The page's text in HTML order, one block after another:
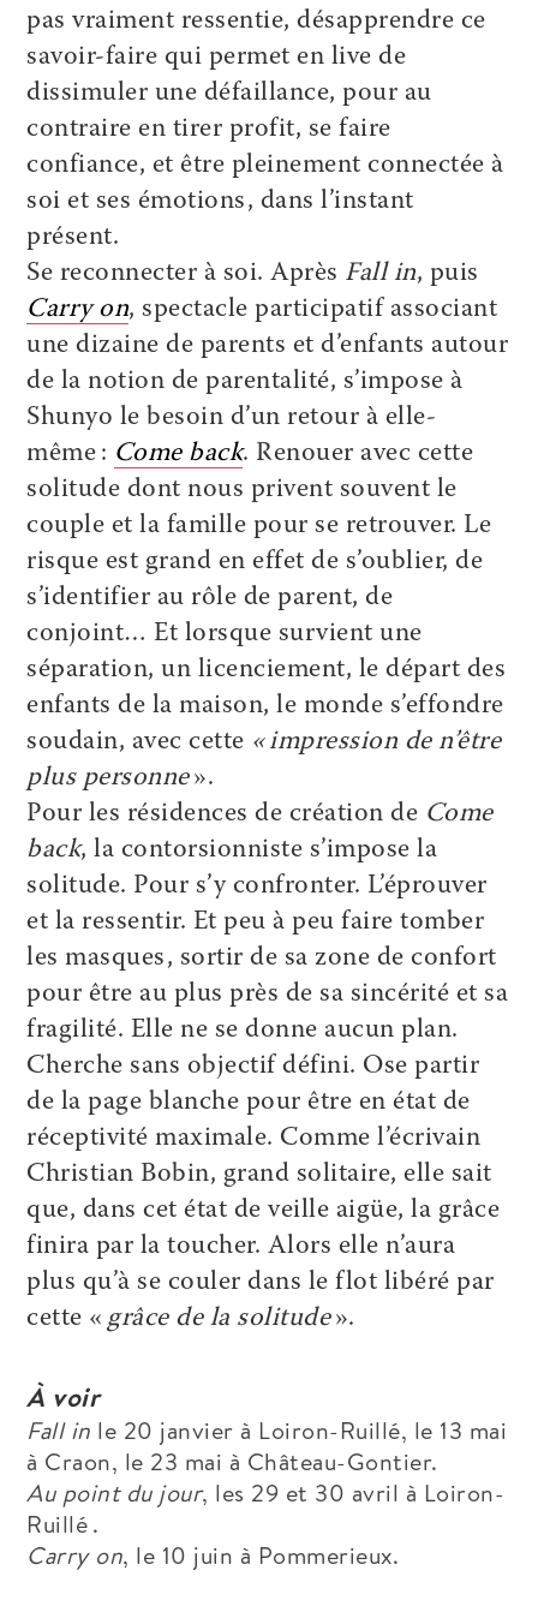
pas vraiment ressentie, désapprendre ce
savoir-faire qui permet en live de
dissimuler une défaillance, pour au
contraire en tirer profit, se faire
confiance, et être pleinement connectée à
soi et ses émotions, dans l’instant
présent.
Se reconnecter à soi. Après Fall in, puis
Carry on,spectacle participatif associant
une dizaine de parents et d’enfants autour
de la notion de parentalité, s’impose à
Shunyo le besoin d’un retour à elle-
même : Come back. Renouer avec cette
solitude dont nous privent souvent le
couple et la famille pour se retrouver. Le
risque est grand en effet de s’oublier, de
s’identifier au rôle de parent, de
conjoint… Et lorsque survient une
séparation, un licenciement, le départ des
enfants de la maison, le monde s’effondre
soudain, avec cette « impression de n’être
plus personne».
Pour les résidences de création de Come
back, la contorsionniste s’impose la
solitude. Pour s’y confronter. L’éprouver
et la ressentir. Et peu à peu faire tomber
les masques, sortir de sa zone de confort
pour être au plus près de sa sincérité et sa
fragilité. Elle ne se donne aucun plan.
Cherche sans objectif défini. Ose partir
de la page blanche pour être en état de
réceptivité maximale. Comme l’écrivain
Christian Bobin, grand solitaire, elle sait
que, dans cet état de veille aigüe, la grâce
finira par la toucher. Alors elle n’aura
plus qu’à se couler dans le flot libéré par
cette « grâce de la solitude».
À voir
Fall in le 20 janvier à Loiron-Ruillé, le 13 mai
à Craon, le 23 mai à Château-Gontier.
Au point du jour, les 29 et 30 avril à Loiron-
Ruillé .
Carry on, le 10 juin à Pommerieux.